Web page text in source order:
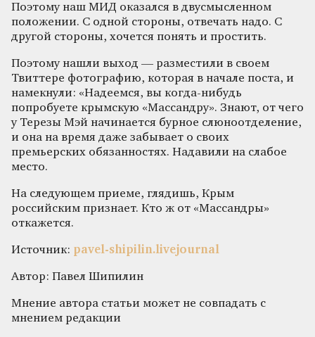
Поэтому наш МИД оказался в двусмысленном
положении. С одной стороны, отвечать надо. С
другой стороны, хочется понять и простить.
Поэтому нашли выход — разместили в своем
Твиттере фотографию, которая в начале поста, и
намекнули: «Надеемся, вы когда-нибудь
попробуете крымскую «Массандру». Знают, от чего
у Терезы Мэй начинается бурное слюноотделение,
и она на время даже забывает о своих
премьерских обязанностях. Надавили на слабое
место.
На следующем приеме, глядишь, Крым
российским признает. Кто ж от «Массандры»
откажется.
Источник: pavel-shipilin.livejournal
Автор: Павел Шипилин
Мнение автора статьи может не совпадать с
мнением редакции